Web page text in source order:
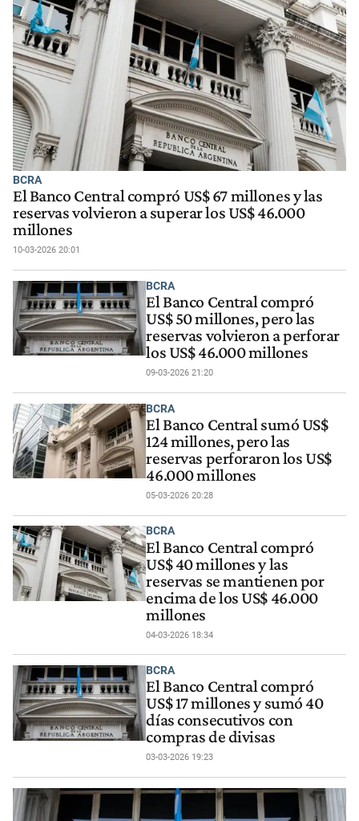
BCRA
El Banco Central compró US$ 67 millones y las
reservas volvieron a superar los US$ 46.000
millones
10-03-2026 20:01
BCRA
El Banco Central compró
US$ 50 millones, pero las
reservas volvieron a perforar
los US$ 46.000 millones
09-03-2026 21:20
BCRA
El Banco Central sumó US$
124 millones, pero las
reservas perforaron los US$
46.000 millones
05-03-2026 20:28
BCRA
El Banco Central compró
US$ 40 millones y las
reservas se mantienen por
encima de los US$ 46.000
millones
04-03-2026 18:34
BCRA
El Banco Central compró
US$ 17 millones y sumó 40
días consecutivos con
compras de divisas
03-03-2026 19:23